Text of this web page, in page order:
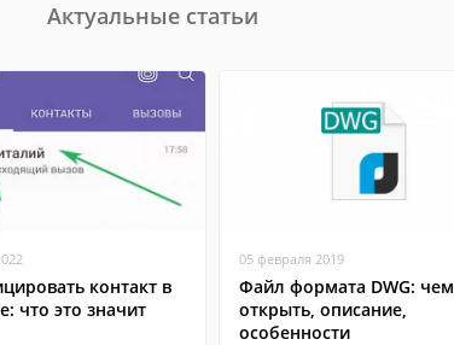
Актуальные статьи
контакт в
что это значит
05 февраля 2019
Файл формата DWG: чем
открыть, описание,
особенности